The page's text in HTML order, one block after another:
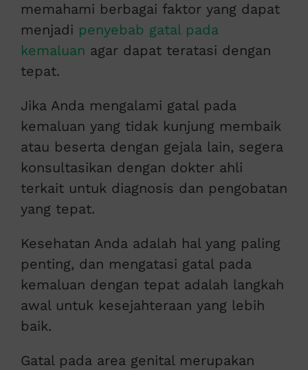
memahami berbagai faktor yang dapat
menjadi penyebab gatal pada
kemaluan agar dapat teratasi dengan
tepat.
Jika Anda mengalami gatal pada
kemaluan yang tidak kunjung membaik
atau beserta dengan gejala lain, segera
konsultasikan dengan dokter ahli
terkait untuk diagnosis dan pengobatan
yang tepat.
Kesehatan Anda adalah hal yang paling
penting, dan mengatasi gatal pada
kemaluan dengan tepat adalah langkah
awal untuk kesejahteraan yang lebih
baik.
Gatal pada area genital merupakan